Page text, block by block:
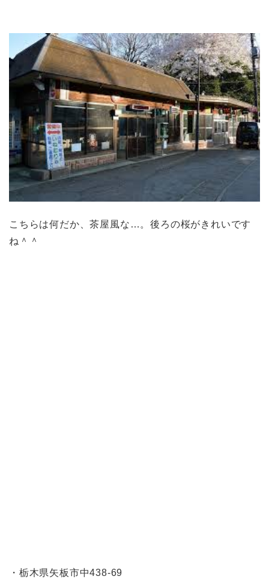
こちらは何だか、茶屋風な…。後ろの桜がきれいです
ね＾＾
・栃木県矢板市中438-69